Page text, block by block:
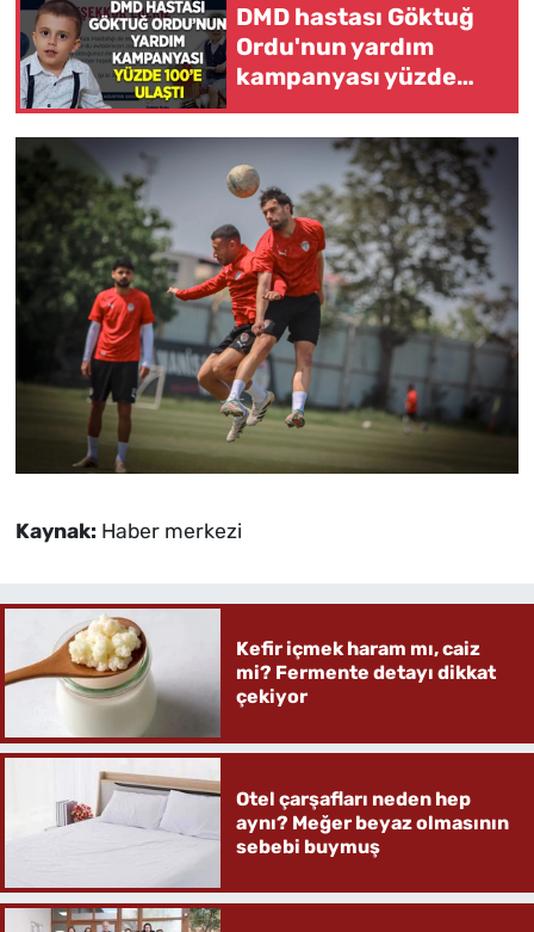
DMD hastası Göktuğ
Ordu'nun yardım
kampanyası yüzde
100'e ulaştı
Kaynak: Haber merkezi
Kefir içmek haram mı, caiz
mi? Fermente detayı dikkat
çekiyor
Otel çarşafları neden hep
aynı? Meğer beyaz olmasının
sebebi buymuş